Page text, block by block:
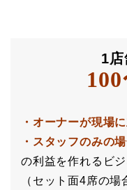
1
・オーナーが現場
・スタッフのみの
の利益を作れるビ
（セット面4席の場